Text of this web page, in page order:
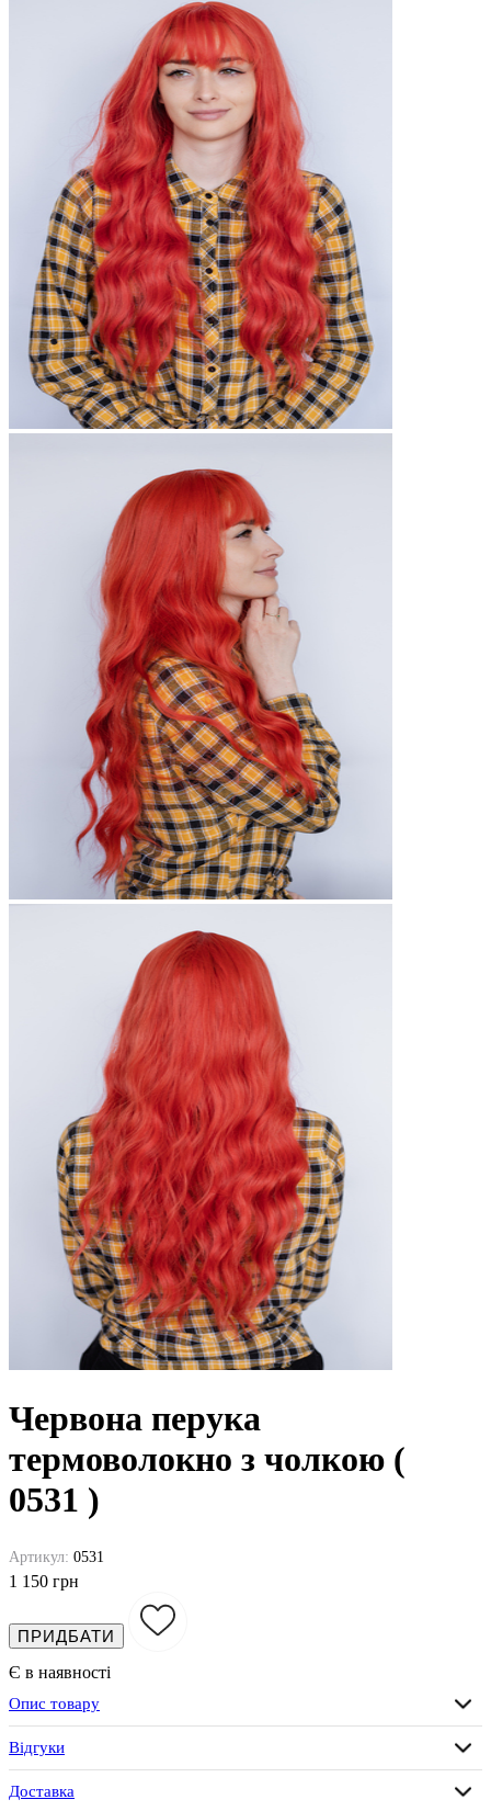
Червона перука
термоволокно з чолкою (
0531 )
Артикул: 0531
1 150 грн
ПРИДБАТИ
Є в наявності
Опис товару
Відгуки
Доставка